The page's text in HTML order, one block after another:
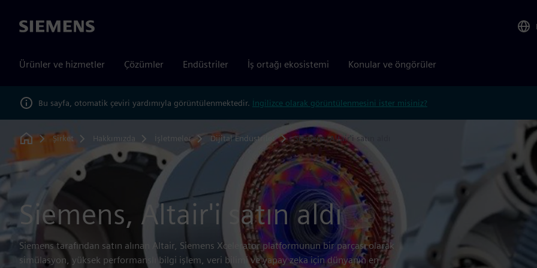
Siemens
Ürünler ve hizmetler Çözümler Endüstriler İş ortağı ekosistemi Konular ve öngörüler
Bu sayfa, otomatik çeviri yardımıyla görüntülenmektedir. İngilizce olarak görüntülenmesini ister misiniz?
Home
Şirket Hakkımızda İşletmeler Dijital Endüstriler Siemens, Altair'i satın aldı
Siemens, Altair'i satın aldı
Siemens tarafından satın alınan Altair, Siemens Xcelerator platformunun bir parçası olarak
simülasyon, yüksek performanslı bilgi işlem, veri bilimi ve yapay zeka için dünyanın en